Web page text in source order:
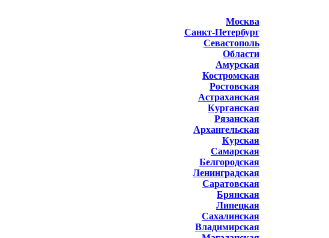
Москва
Санкт-Петербург
Севастополь
Области
Амурская
Костромская
Ростовская
Астраханская
Курганская
Рязанская
Архангельская
Курская
Самарская
Белгородская
Ленинградская
Саратовская
Брянская
Липецкая
Сахалинская
Владимирская